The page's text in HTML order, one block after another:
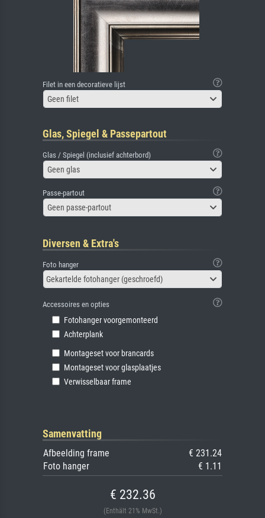
Filet in een decoratieve lijst
Geen filet
Glas, Spiegel & Passepartout
Glas / Spiegel (inclusief achterbord)
Geen glas
Passe-partout
Geen passe-partout
Diversen & Extra's
Foto hanger
Gekartelde fotohanger (geschroefd)
Accessoires en opties
Fotohanger voorgemonteerd
Achterplank
Montageset voor brancards
Montageset voor glasplaatjes
Verwisselbaar frame
Samenvatting
Afbeelding frame
€ 231.24
Foto hanger
€ 1.11
€ 232.36
(Enthält 21% MwSt.)